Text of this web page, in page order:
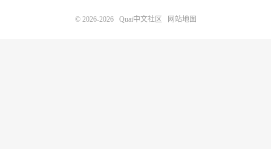
© 2026-2026 Quai中文社区 网站地图